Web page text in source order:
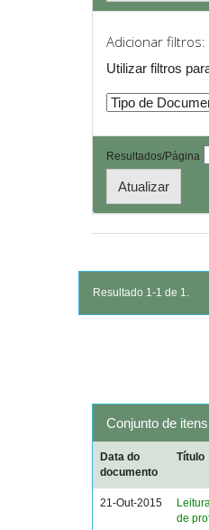
Adicionar filtros:
Utilizar filtros
Resultados/Página
Resultado 1-1 de 1.
Conjunto de
Data do
documento
Título
21-Out-2015
de